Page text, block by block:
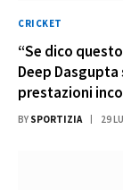
CRICKET
“Se dico
Deep
prestazioni
BY SPORTIZIA 29